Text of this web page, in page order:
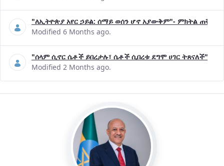
"ለኢትዮጵያ አየር ኃይል: ሰማይ ወሰን ሆኖ አያውቅም"- ምክትል ጠቅላይ
Modified 6 Months ago.
"ሰላም ሲኖር ሴቶች ይበረታሉ፣ ሴቶች ሲበረቱ ደግሞ ሀገር ትጸናለች"-
Modified 2 Months ago.